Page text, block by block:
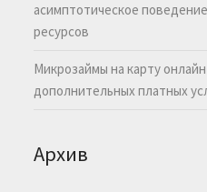
асимптотическое
ресурсов
Микрозаймы на карту
дополнительных платных
Архив